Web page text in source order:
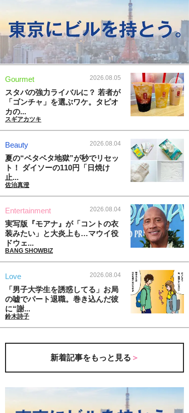
Gourmet 2026.08.05
スタバの強力ライバルに？ 若者が
「ゴンチャ」を選ぶワケ。タピオ
カの...
スギアカツキ
Beauty 2026.08.04
夏の“ベタベタ地獄”が秒でリセッ
ト！ ダイソーの110円「日焼け
止...
佐治真澄
Entertainment 2026.08.04
実写版『モアナ』が「コントの衣
装みたい」と大炎上も…マウイ役
ドウェ...
BANG SHOWBIZ
Love 2026.08.04
「男子大学生を誘惑してる」お局
の嘘でパート退職。巻き込んだ彼
に“謝...
鈴木詩子
新着記事をもっと見る